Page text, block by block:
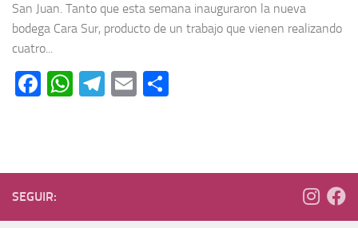
San Juan. Tanto que esta semana inauguraron la nueva
bodega Cara Sur, producto de un trabajo que vienen realizando
cuatro...
Facebook
WhatsApp
Telegram
Email
SEGUIR: